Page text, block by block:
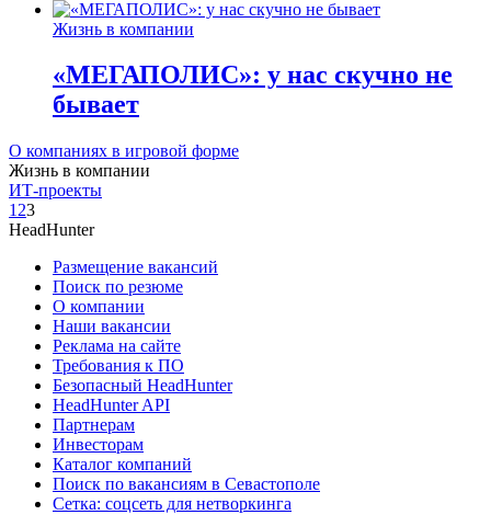
Жизнь в компании
«МЕГАПОЛИС»: у нас скучно не
бывает
О компаниях в игровой форме
Жизнь в компании
ИТ-проекты
1 23
HeadHunter
Размещение вакансий
Поиск по резюме
О компании
Наши вакансии
Реклама на сайте
Требования к ПО
Безопасный HeadHunter
HeadHunter API
Партнерам
Инвесторам
Каталог компаний
Поиск по вакансиям в Севастополе
Сетка: соцсеть для нетворкинга